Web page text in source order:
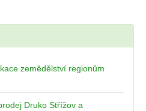
zemědělství regionům
Druko Střížov a